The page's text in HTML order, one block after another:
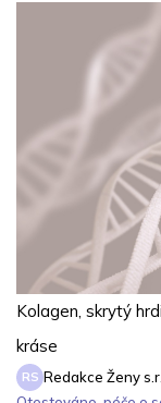
Kolagen, skrytý
kráse
RS Redakce Ženy